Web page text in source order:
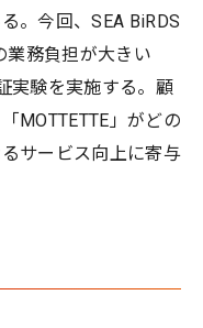
。今回、SEA BiRDS
業務負担が大きい
実験を実施する。顧
MOTTETTE」がどの
サービス向上に寄与